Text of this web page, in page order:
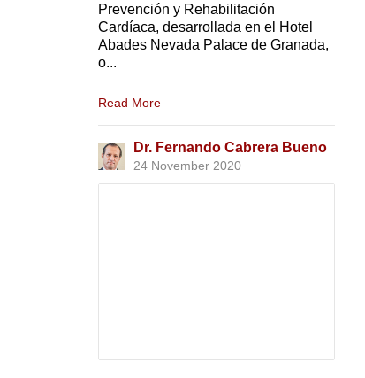
Prevención y Rehabilitación
Cardíaca, desarrollada en el Hotel
Abades Nevada Palace de Granada,
o...
Read More
Dr. Fernando Cabrera Bueno
24 November 2020